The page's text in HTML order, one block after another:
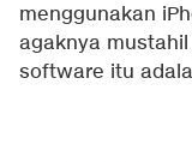
menggunakan
agaknya
software itu